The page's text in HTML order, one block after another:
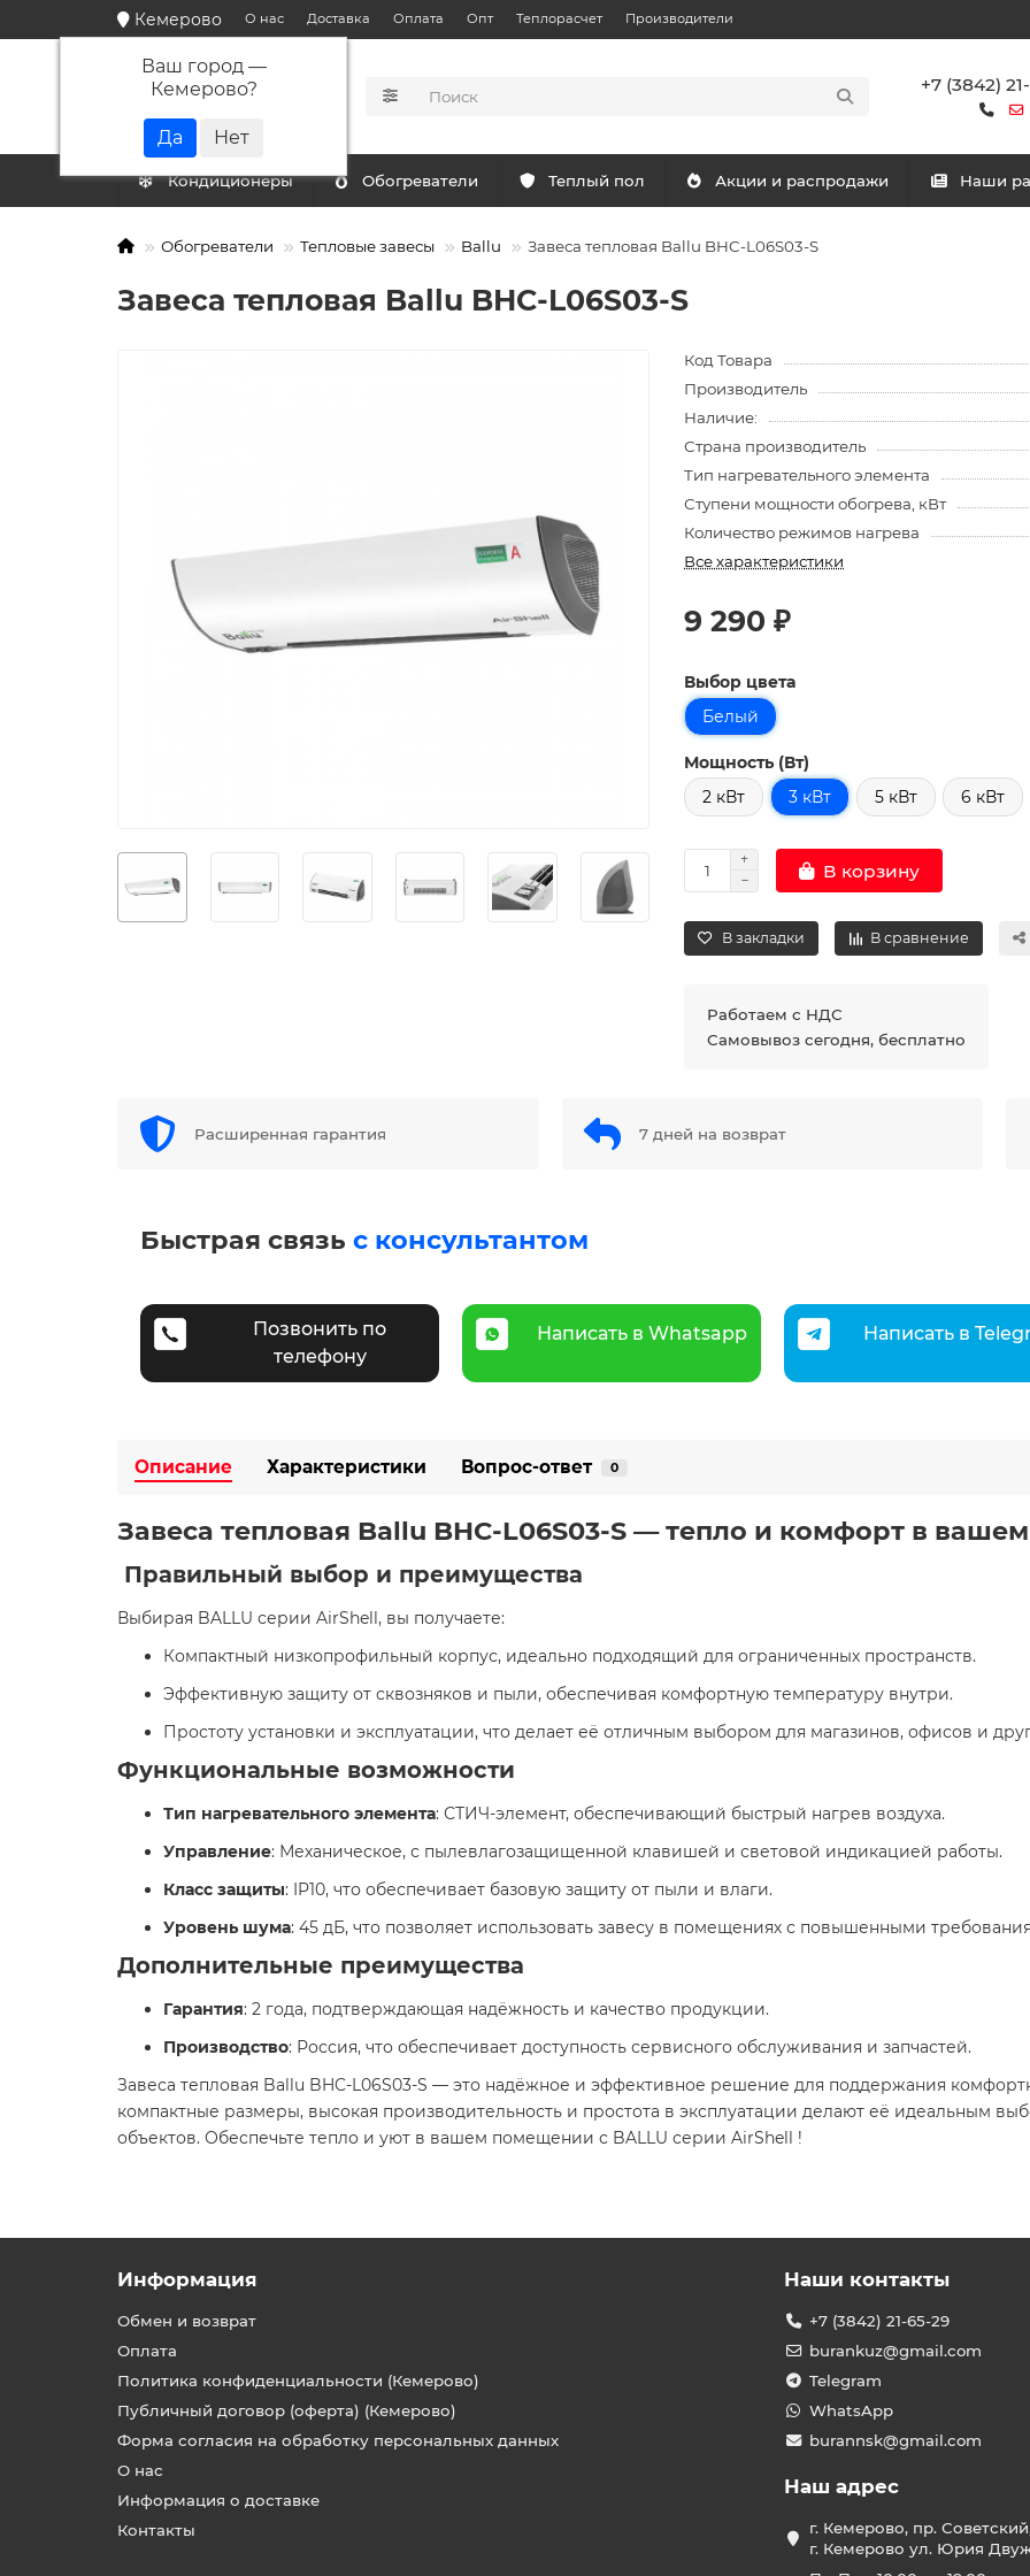
Кемерово
Ваш город —
Кемерово?
О нас Доставка Оплата Опт Теплорасчет Производители
КАТАЛОГ
+7 (3842)
Кондиционеры Обогреватели Теплый пол Акции и распродажи Наши
Обогреватели Тепловые завесы Ballu Завеса тепловая Ballu BHC-L06S03-S
Завеса тепловая Ballu BHC-L06S03-S
Код Товара
Производитель
Наличие:
Страна производитель
Тип нагревательного элемента
Ступени мощности обогрева, кВт
Количество режимов нагрева
Все характеристики
9 290 ₽
Выбор цвета
Белый
Мощность (Вт)
2 кВт
3 кВт 5 кВт 6 кВт
В корзину
В закладки В сравнение
Работаем с НДС
Самовывоз сегодня, бесплатно
Расширенная гарантия 7 дней на возврат
Быстрая связь с консультантом
Позвонить по
телефону
Написать в Whatsapp Написать в
Описание Характеристики Вопрос-ответ 0
Завеса тепловая Ballu BHC-L06S03-S — тепло и комфорт в
Правильный выбор и преимущества
Выбирая BALLU серии AirShell, вы получаете:​
Компактный низкопрофильный корпус, идеально подходящий для ограниченных пространств.
Эффективную защиту от сквозняков и пыли, обеспечивая комфортную температуру внутри.
Простоту установки и эксплуатации, что делает её отличным выбором для магазинов, офисов и
Функциональные возможности
Тип нагревательного элемента: СТИЧ-элемент, обеспечивающий быстрый нагрев воздуха.
Управление: Механическое, с пылевлагозащищенной клавишей и световой индикацией работы.
Класс защиты: IP10, что обеспечивает базовую защиту от пыли и влаги.
Уровень шума: 45 дБ, что позволяет использовать завесу в помещениях с повышенными
Дополнительные преимущества
Гарантия: 2 года, подтверждающая надёжность и качество продукции.
Производство: Россия, что обеспечивает доступность сервисного обслуживания и запчастей.​
Завеса тепловая Ballu BHC-L06S03-S — это надёжное и эффективное решение для поддержания
компактные размеры, высокая производительность и простота в эксплуатации делают её идеальным
объектов. Обеспечьте тепло и уют в вашем помещении с BALLU серии AirShell !​
Информация
Обмен и возврат
Оплата
Политика конфиденциальности (Кемерово)
Публичный договор (оферта) (Кемерово)
Форма согласия на обработку персональных данных
О нас
Информация о доставке
Контакты
Наши контакты
+7 (3842) 21-65-29
burankuz@gmail.com
Telegram
WhatsApp
burannsk@gmail.com
Наш адрес
г. Кемерово, пр.
г. Кемерово ул. Юрия